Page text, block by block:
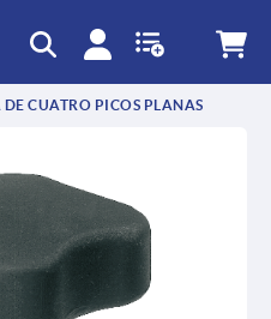
CUATRO PICOS PLANAS